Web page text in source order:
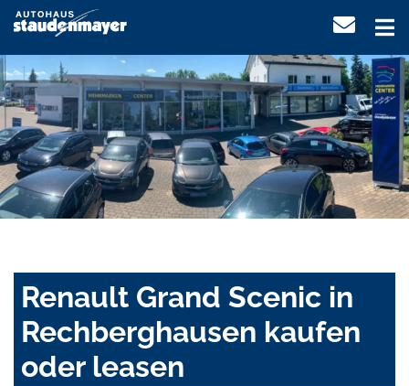
Renault Grand Scenic in
Rechberghausen kaufen
oder leasen